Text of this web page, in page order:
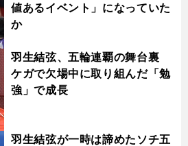
値あるイベント」になっていた
か
羽生結弦、五輪連覇の舞台裏
ケガで欠場中に取り組んだ「勉
強」で成長
羽生結弦が一時は諦めたソチ五